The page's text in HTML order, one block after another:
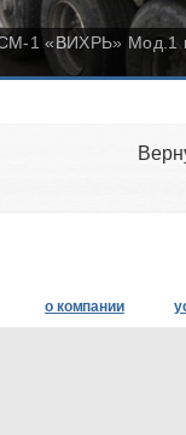
1 «ВИХРЬ» Мод.1
о компании